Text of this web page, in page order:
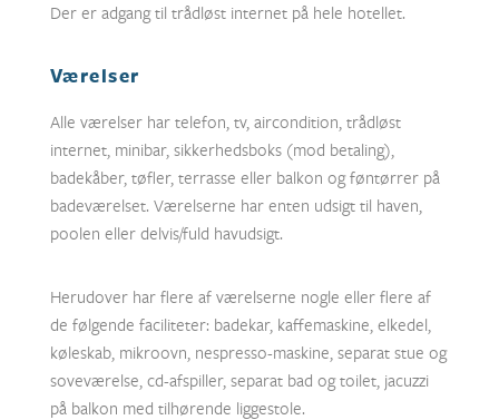
Der er adgang til trådløst internet på hele hotellet.
Værelser
Alle værelser har telefon, tv, aircondition, trådløst
internet, minibar, sikkerhedsboks (mod betaling),
badekåber, tøfler, terrasse eller balkon og føntørrer på
badeværelset. Værelserne har enten udsigt til haven,
poolen eller delvis/fuld havudsigt.
Herudover har flere af værelserne nogle eller flere af
de følgende faciliteter: badekar, kaffemaskine, elkedel,
køleskab, mikroovn, nespresso-maskine, separat stue og
soveværelse, cd-afspiller, separat bad og toilet, jacuzzi
på balkon med tilhørende liggestole.